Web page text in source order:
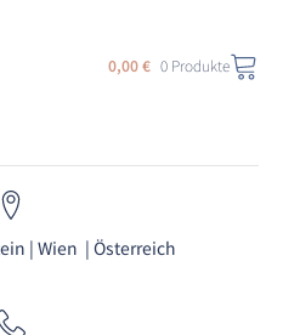
0,00€ 0 Produkte
| Wien | Österreich